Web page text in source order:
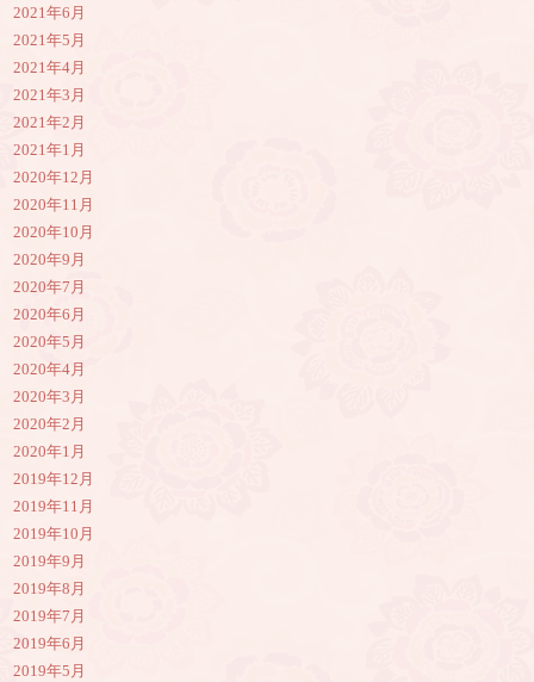
2021年6月
2021年5月
2021年4月
2021年3月
2021年2月
2021年1月
2020年12月
2020年11月
2020年10月
2020年9月
2020年7月
2020年6月
2020年5月
2020年4月
2020年3月
2020年2月
2020年1月
2019年12月
2019年11月
2019年10月
2019年9月
2019年8月
2019年7月
2019年6月
2019年5月